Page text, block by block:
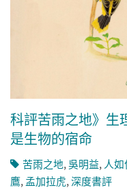
科評苦雨之地》生
是生物的宿命
苦雨之地,吳明益,人
鷹,孟加拉虎,深度書評